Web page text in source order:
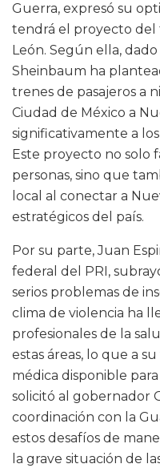
Guerra, expresó su
tendrá el proyecto del
León. Según ella,
Sheinbaum ha
trenes de pasajeros a
Ciudad de México a
significativamente a
Este proyecto no solo
personas, sino que
local al conectar a
estratégicos del país.
Por su parte, Juan
federal del PRI,
serios problemas de
clima de violencia ha
profesionales de la
estas áreas, lo que a
médica disponible
solicitó al gobernador
coordinación con la
estos desafíos de
la grave situación de